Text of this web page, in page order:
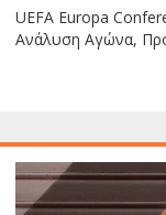
UEFA Europa
Ανάλυση Αγώνα,